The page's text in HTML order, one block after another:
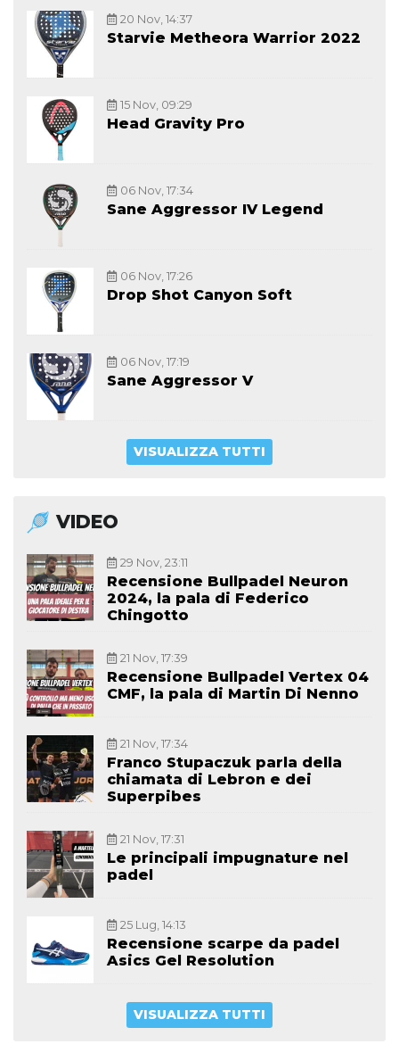
20 Nov, 14:37
Starvie Metheora Warrior 2022
15 Nov, 09:29
Head Gravity Pro
06 Nov, 17:34
Sane Aggressor IV Legend
06 Nov, 17:26
Drop Shot Canyon Soft
06 Nov, 17:19
Sane Aggressor V
VISUALIZZA TUTTI
VIDEO
29 Nov, 23:11
Recensione Bullpadel Neuron
2024, la pala di Federico
Chingotto
21 Nov, 17:39
Recensione Bullpadel Vertex 04
CMF, la pala di Martin Di Nenno
21 Nov, 17:34
Franco Stupaczuk parla della
chiamata di Lebron e dei
Superpibes
21 Nov, 17:31
Le principali impugnature nel
padel
25 Lug, 14:13
Recensione scarpe da padel
Asics Gel Resolution
VISUALIZZA TUTTI